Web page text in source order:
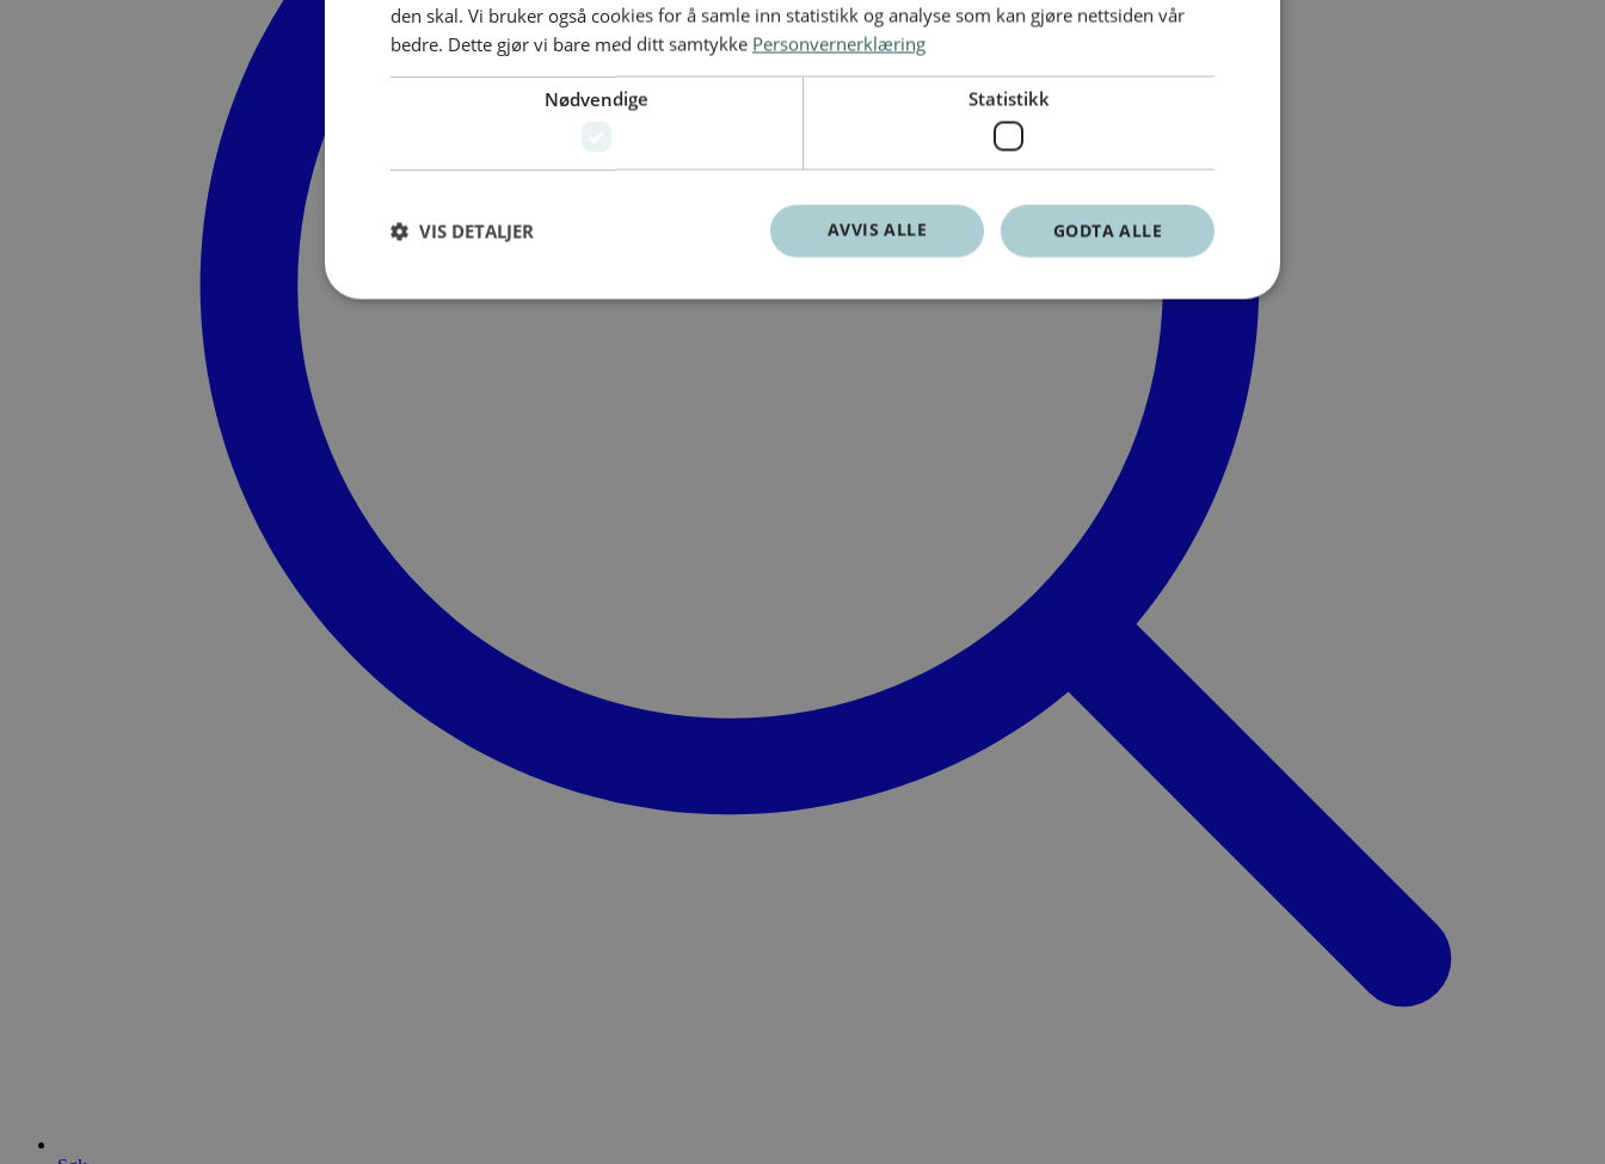
den skal. Vi bruker også cookies for å samle inn statistikk og analyse som kan gjøre nettsiden vår
bedre. Dette gjør vi bare med ditt samtykke Personvernerklæring
Nødvendige Statistikk
GODTA ALLE
AVVIS ALLE
VIS DETALJER